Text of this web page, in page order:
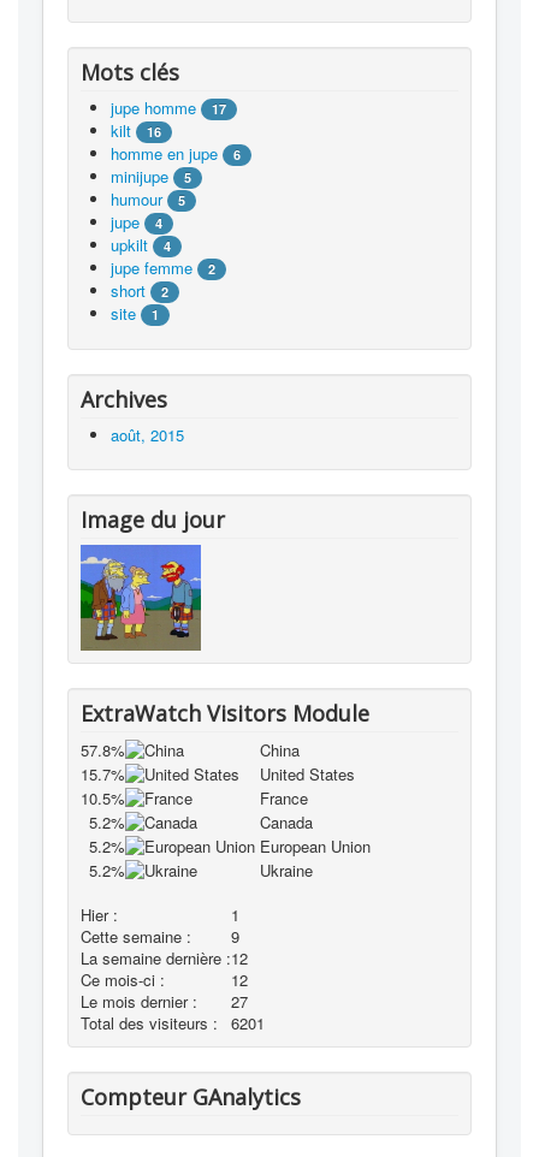
Mots clés
jupe homme 17
kilt 16
homme en jupe 6
minijupe 5
humour 5
jupe 4
upkilt 4
jupe femme 2
short 2
site 1
Archives
août, 2015
Image du jour
ExtraWatch Visitors Module
57.8%
China
15.7%
United States
10.5%
France
5.2%
Canada
5.2%
European Union
5.2%
Ukraine
Hier :
1
Cette semaine :
9
La semaine dernière :12
Ce mois-ci :
12
Le mois dernier :
27
Total des visiteurs :
6201
Compteur GAnalytics